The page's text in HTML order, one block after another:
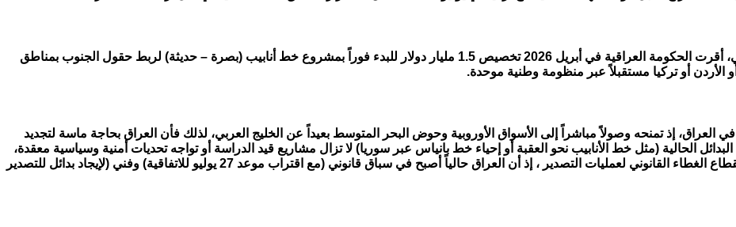
كرد فعل على احتمالية فقدان منفذ جيهان أو تعنت الجانب التركي، أقرت الحكومة العراقية في أبريل 2026 تخصيص 1.5 مليار دولار للبدء فوراً بمشروع خط أنابيب (بصرة – حديثة) لربط حقول الجنوب بمناطق
الأردن أو تركيا مستقبلاً عبر منظومة وطنية موحدة.
في العراق، إذ تمنحه وصولاً مباشراً إلى الأسواق الأوروبية وحوض البحر المتوسط بعيداً عن الخليج العربي، لذلك فأن العراق بحاجة ماسة لتجديد
الحالية (مثل خط الأنابيب نحو العقبة أو إحياء خط بانياس عبر سوريا) لا تزال مشاريع قيد الدراسة أو تواجه تحديات أمنية وسياسية معقدة،
كما لابد من أن يدخل العراق وتركيا في مفاوضات جدية لتلافي انقطاع الغطاء القانوني لعمليات التصدير ، إذ أن العراق حالياً أصبح في سباق قانوني (مع اقتراب موعد 27 يوليو للاتفاقية) وفني (لإيجاد بدائل للتصدير